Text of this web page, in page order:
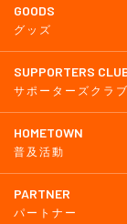
GOODS
グッズ
SUPPORTERS
サポーターズクラブ
HOMETOWN
普及活動
PARTNER
パートナー